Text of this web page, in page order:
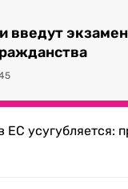
введут
ЕС усугубляется: